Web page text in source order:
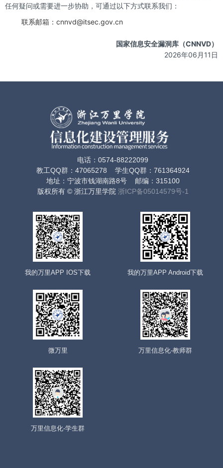
任何疑问或需要进一步协助，可通过以下方式联系我们：
联系邮箱：cnnvd@itsec.gov.cn
国家信息安全漏洞库（CNNVD）
2026年06月11日
电话：0574-88222099
教工QQ群：47065278 学生QQ群：761364924
地址：宁波市钱湖南路8号 邮编：315100
版权所有 © 浙江万里学院 浙ICP备05014579号-1
我的万里APP IOS下载 我的万里APP Android下载
微万里 万里信息化-教师群
万里信息化-学生群